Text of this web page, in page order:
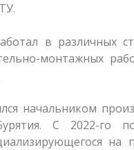
в различных
монтажных
начальником
С 2022-го